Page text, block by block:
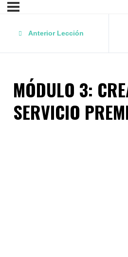
Anterior Lección
MÓDULO 3:
SERVICIO